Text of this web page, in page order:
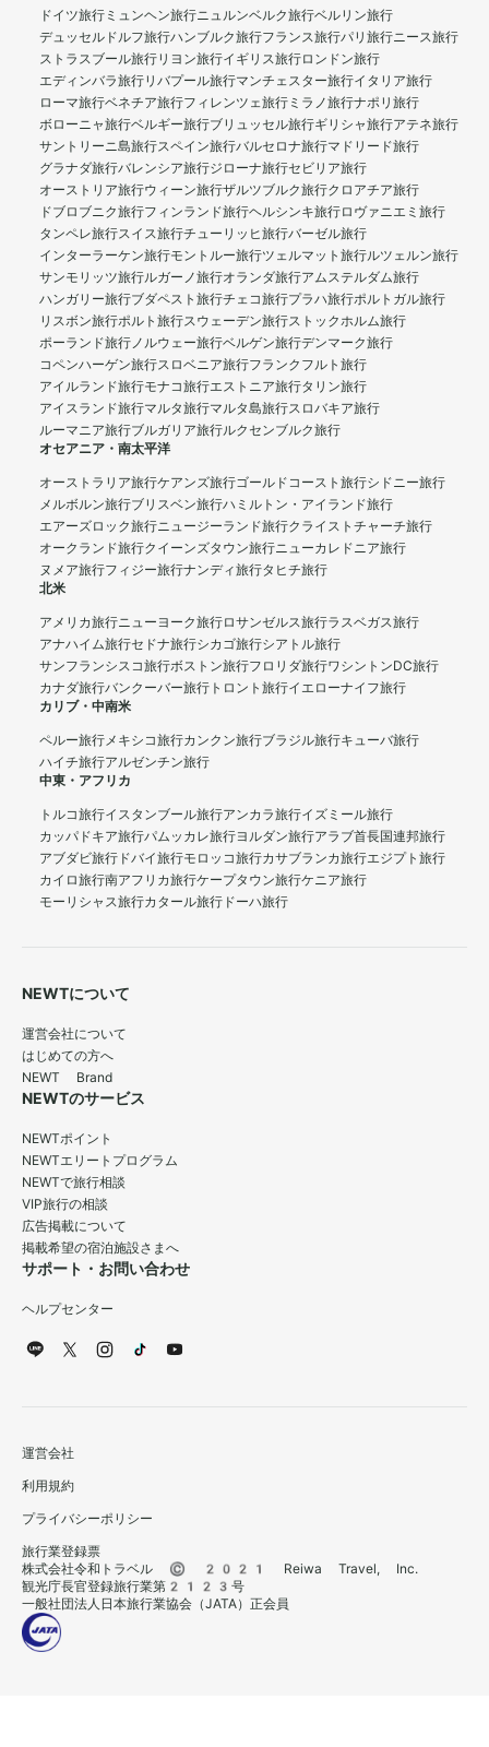
ドイツ旅行 ミュンヘン旅行ニュルンベルク旅行ベルリン旅行
デュッセルドルフ旅行ハンブルク旅行フランス旅行パリ旅行ニース旅行
ストラスブール旅行リヨン旅行イギリス旅行ロンドン旅行
エディンバラ旅行リバプール旅行マンチェスター旅行イタリア旅行
ローマ旅行ベネチア旅行フィレンツェ旅行 ミラノ旅行ナポリ旅行
ボローニャ旅行ベルギー旅行ブリュッセル旅行ギリシャ旅行アテネ旅行
サントリーニ島旅行スペイン旅行バルセロナ旅行マドリード旅行
グラナダ旅行バレンシア旅行ジローナ旅行セビリア旅行
オーストリア旅行ウィーン旅行ザルツブルク旅行クロアチア旅行
ドブロブニク旅行フィンランド旅行ヘルシンキ旅行ロヴァニエミ旅行
タンペレ旅行スイス旅行チューリッヒ旅行バーゼル旅行
インターラーケン旅行モントルー旅行ツェルマット旅行ルツェルン旅行
サンモリッツ旅行ルガーノ旅行オランダ旅行アムステルダム旅行
ハンガリー旅行ブダペスト旅行チェコ旅行プラハ旅行ポルトガル旅行
リスボン旅行ポルト旅行スウェーデン旅行ストックホルム旅行
ポーランド旅行ノルウェー旅行ベルゲン旅行デンマーク旅行
コペンハーゲン旅行スロベニア旅行フランクフルト旅行
アイルランド旅行モナコ旅行エストニア旅行タリン旅行
アイスランド旅行マルタ旅行マルタ島旅行スロバキア旅行
ルーマニア旅行ブルガリア旅行ルクセンブルク旅行
オセアニア・南太平洋
オーストラリア旅行ケアンズ旅行ゴールドコースト旅行シドニー旅行
メルボルン旅行ブリスベン旅行ハミルトン・アイランド旅行
エアーズロック旅行ニュージーランド旅行クライストチャーチ旅行
オークランド旅行クイーンズタウン旅行ニューカレドニア旅行
ヌメア旅行フィジー旅行ナンディ旅行タヒチ旅行
北米
アメリカ旅行ニューヨーク旅行ロサンゼルス旅行ラスベガス旅行
アナハイム旅行セドナ旅行シカゴ旅行シアトル旅行
サンフランシスコ旅行ボストン旅行フロリダ旅行ワシントンDC旅行
カナダ旅行バンクーバー旅行 トロント旅行イエローナイフ旅行
カリブ・中南米
ペルー旅行メキシコ旅行カンクン旅行ブラジル旅行キューバ旅行
ハイチ旅行アルゼンチン旅行
中東・アフリカ
トルコ旅行イスタンブール旅行アンカラ旅行イズミール旅行
カッパドキア旅行パムッカレ旅行ヨルダン旅行アラブ首長国連邦旅行
アブダビ旅行 ドバイ旅行モロッコ旅行カサブランカ旅行エジプト旅行
カイロ旅行南アフリカ旅行ケープタウン旅行ケニア旅行
モーリシャス旅行カタール旅行 ドーハ旅行
NEWTについて
運営会社について
はじめての方へ
NEWT Brand
NEWTのサービス
NEWTポイント
NEWTエリートプログラム
NEWTで旅行相談
VIP旅行の相談
広告掲載について
掲載希望の宿泊施設さまへ
サポート・お問い合わせ
ヘルプセンター
運営会社
利用規約
プライバシーポリシー
旅行業登録票
株式会社令和トラベル © 2021 Reiwa Travel, Inc.
観光庁長官登録旅行業第2123号
一般社団法人日本旅行業協会（JATA）正会員